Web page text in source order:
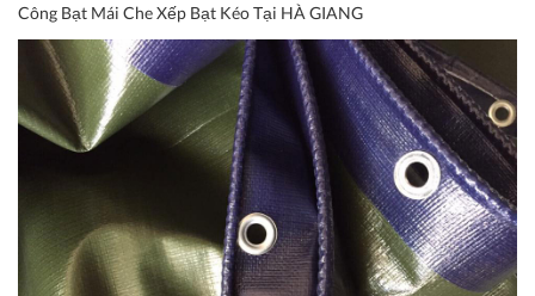
Công Bạt Mái Che Xếp Bạt Kéo Tại HÀ GIANG